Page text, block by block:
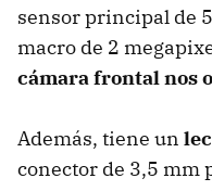
sensor principal de
macro de 2
cámara frontal nos
Además, tiene un
conector de 3,5 mm